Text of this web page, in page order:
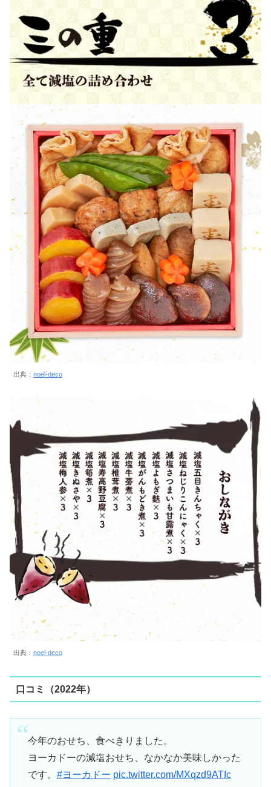
出典： noel-deco
出典： noel-deco
口コミ（2022年）
今年のおせち、食べきりました。
ヨーカドーの減塩おせち、なかなか美味しかった
です。 #ヨーカドー pic.twitter.com/MXqzd9ATIc